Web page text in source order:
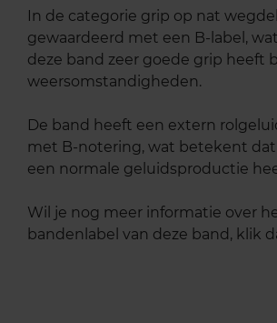
In de categorie grip op nat
gewaardeerd met een B-label,
deze band zeer goede grip heeft
weersomstandigheden.
De band heeft een extern
met B-notering, wat betekent dat
een normale geluidsproductie
Wil je nog meer informatie over
bandenlabel van deze band, klik